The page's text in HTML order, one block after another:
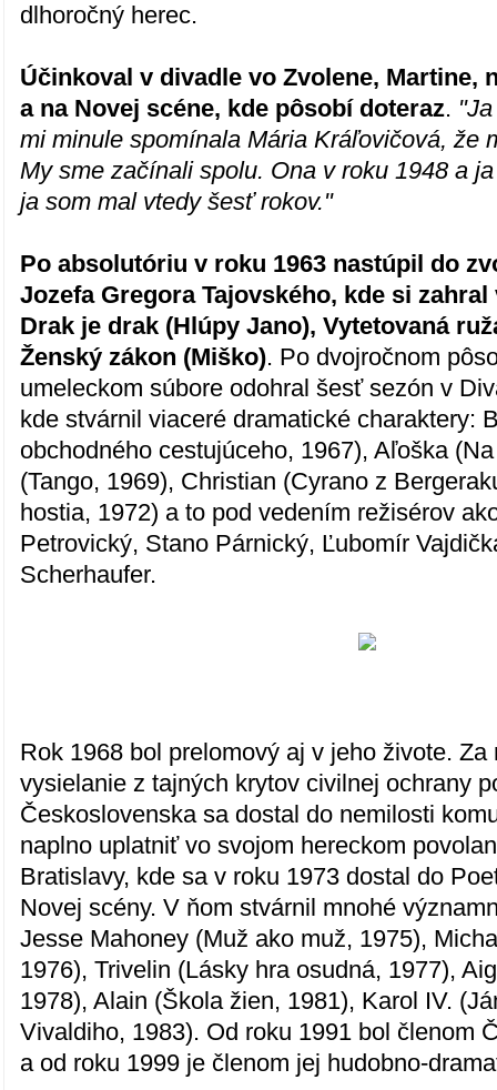
dlhoročný herec.
Účinkoval v divadle vo Zvolene, Martine,
a na Novej scéne, kde pôsobí doteraz.
mi minule spomínala Mária Kráľovičová, že
My sme začínali spolu. Ona v roku 1948 a
ja som mal vtedy šesť rokov."
Po absolutóriu v roku 1963 nastúpil do
Jozefa Gregora Tajovského, kde si
Drak je drak (Hlúpy Jano), Vytetovaná
Ženský zákon (Miško). Po dvojročnom
umeleckom súbore odohral šesť sezón v
kde stvárnil viaceré dramatické charaktery:
obchodného cestujúceho, 1967), Aľoška
(Tango, 1969), Christian (Cyrano z
hostia, 1972) a to pod vedením režisérov
Petrovický, Stano Párnický, Ľubomír
Scherhaufer.
Rok 1968 bol prelomový aj v jeho živote. Za
vysielanie z tajných krytov civilnej ochrany
Československa sa dostal do nemilosti
naplno uplatniť vo svojom hereckom
Bratislavy, kde sa v roku 1973 dostal do
Novej scény. V ňom stvárnil mnohé
Jesse Mahoney (Muž ako muž, 1975),
1976), Trivelin (Lásky hra osudná, 1977),
1978), Alain (Škola žien, 1981), Karol IV.
Vivaldiho, 1983). Od roku 1991 bol členom
a od roku 1999 je členom jej hudobno-